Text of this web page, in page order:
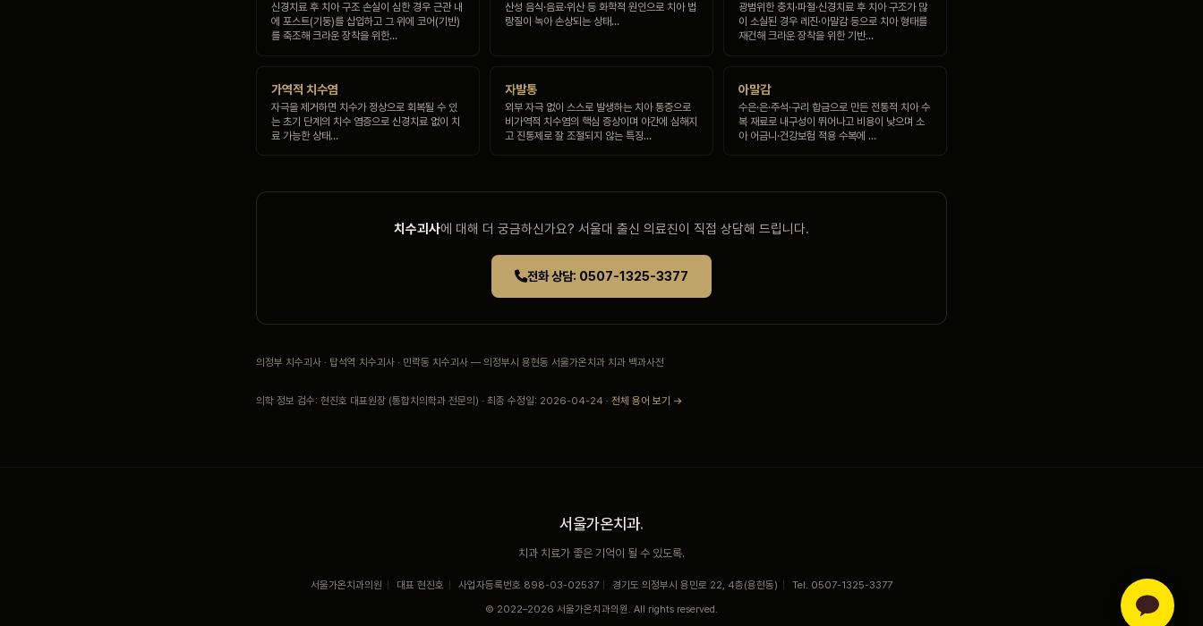
신경치료 후 치아 구조 손실이 심한 경우 근관 내
에 포스트(기둥)를 삽입하고 그 위에 코어(기반)
를 축조해 크라운 장착을 위한…
산성 음식·음료·위산 등 화학적 원인으로 치아 법
랑질이 녹아 손상되는 상태…
광범위한 충치·파절·신경치료 후 치아 구조가 많
이 소실된 경우 레진·아말감 등으로 치아 형태를
재건해 크라운 장착을 위한 기반…
가역적 치수염
자극을 제거하면 치수가 정상으로 회복될 수 있
는 초기 단계의 치수 염증으로 신경치료 없이 치
료 가능한 상태…
자발통
외부 자극 없이 스스로 발생하는 치아 통증으로
비가역적 치수염의 핵심 증상이며 야간에 심해지
고 진통제로 잘 조절되지 않는 특징…
아말감
수은·은·주석·구리 합금으로 만든 전통적 치아 수
복 재료로 내구성이 뛰어나고 비용이 낮으며 소
아 어금니·건강보험 적용 수복에 …
치수괴사에 대해 더 궁금하신가요? 서울대 출신 의료진이 직접 상담해 드립니다.
전화 상담: 0507-1325-3377
의정부 치수괴사 · 탑석역 치수괴사 · 민락동 치수괴사 — 의정부시 용현동 서울가온치과 치과 백과사전
의학 정보 검수: 현진호 대표원장 (통합치의학과 전문의) · 최종 수정일: 2026-04-24 · 전체 용어 보기 →
서울가온치과.
치과 치료가 좋은 기억이 될 수 있도록.
서울가온치과의원 | 대표 현진호 | 사업자등록번호 898-03-02537 | 경기도 의정부시 용민로 22, 4층(용현동) |
Tel. 0507-1325-3377
© 2022–2026 서울가온치과의원. All rights reserved.